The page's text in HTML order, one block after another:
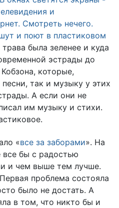
и
Смотреть нечего.
и поют в пластиковом
была зеленее и куда
эстрады до
которые,
так и музыку у этих
А если они не
им музыку и стихи.
«все за заборами». На
бы с радостью
и чем выше тем лучше.
проблема состояла
было не достать. А
в том, что никто бы и